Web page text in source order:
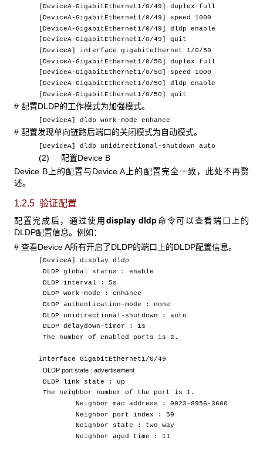
[DeviceA-GigabitEthernet1/0/49] duplex full
[DeviceA-GigabitEthernet1/0/49] speed 1000
[DeviceA-GigabitEthernet1/0/49] dldp enable
[DeviceA-GigabitEthernet1/0/49] quit
[DeviceA] interface gigabitethernet 1/0/50
[DeviceA-GigabitEthernet1/0/50] duplex full
[DeviceA-GigabitEthernet1/0/50] speed 1000
[DeviceA-GigabitEthernet1/0/50] dldp enable
[DeviceA-GigabitEthernet1/0/50] quit
# 配置DLDP的工作模式为加强模式。
[DeviceA] dldp work-mode enhance
# 配置发现单向链路后端口的关闭模式为自动模式。
[DeviceA] dldp unidirectional-shutdown auto
(2) 配置Device B
Device B上的配置与Device A上的配置完全一致，此处不再赘
述。
1.2.5 验证配置
配置完成后，通过使用 display dldp命令可以查看端口上的
DLDP配置信息。例如：
# 查看Device A所有开启了DLDP的端口上的DLDP配置信息。
[DeviceA] display dldp
DLDP global status : enable
DLDP interval : 5s
DLDP work-mode : enhance
DLDP authentication-mode : none
DLDP unidirectional-shutdown : auto
DLDP delaydown-timer : 1s
The number of enabled ports is 2.
Interface GigabitEthernet1/0/49
DLDP port state : advertisement
DLDP link state : up
The neighbor number of the port is 1.
Neighbor mac address : 0023-8956-3600
Neighbor port index : 59
Neighbor state : two way
Neighbor aged time : 11